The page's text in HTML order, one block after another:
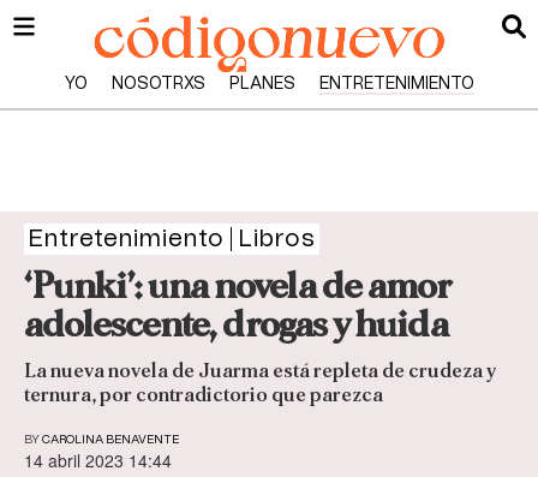
YO NOSOTRXS PLANES ENTRETENIMIENTO
Entretenimiento Libros
‘Punki’: una novela de amor
adolescente, drogas y huida
La nueva novela de Juarma está repleta de crudeza y
ternura, por contradictorio que parezca
BY CAROLINA BENAVENTE
14 abril 2023 14:44